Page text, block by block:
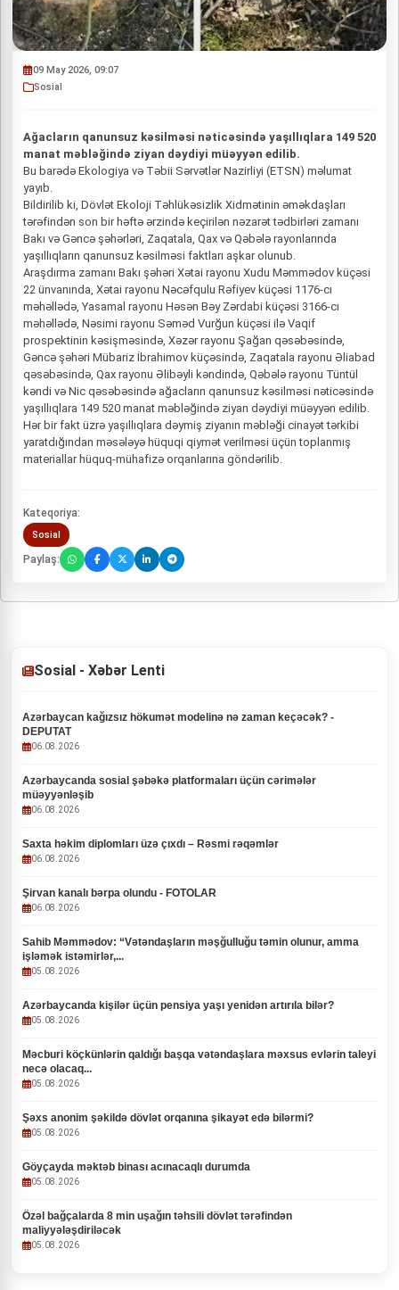
09 May 2026, 09:07
Sosial
Ağacların qanunsuz kəsilməsi nəticəsində yaşıllıqlara 149 520
manat məbləğində ziyan dəydiyi müəyyən edilib.
Bu barədə Ekologiya və Təbii Sərvətlər Nazirliyi (ETSN) məlumat
yayıb.
Bildirilib ki, Dövlət Ekoloji Təhlükəsizlik Xidmətinin əməkdaşları
tərəfindən son bir həftə ərzində keçirilən nəzarət tədbirləri zamanı
Bakı və Gəncə şəhərləri, Zaqatala, Qax və Qəbələ rayonlarında
yaşıllıqların qanunsuz kəsilməsi faktları aşkar olunub.
Araşdırma zamanı Bakı şəhəri Xətai rayonu Xudu Məmmədov küçəsi
22 ünvanında, Xətai rayonu Nəcəfqulu Rəfiyev küçəsi 1176-cı
məhəllədə, Yasamal rayonu Həsən Bəy Zərdabi küçəsi 3166-cı
məhəllədə, Nəsimi rayonu Səməd Vurğun küçəsi ilə Vaqif
prospektinin kəsişməsində, Xəzər rayonu Şağan qəsəbəsində,
Gəncə şəhəri Mübariz İbrahimov küçəsində, Zaqatala rayonu Əliabad
qəsəbəsində, Qax rayonu Əlibəyli kəndində, Qəbələ rayonu Tüntül
kəndi və Nic qəsəbəsində ağacların qanunsuz kəsilməsi nəticəsində
yaşıllıqlara 149 520 manat məbləğində ziyan dəydiyi müəyyən edilib.
Hər bir fakt üzrə yaşıllıqlara dəymiş ziyanın məbləği cinayət tərkibi
yaratdığından məsələyə hüquqi qiymət verilməsi üçün toplanmış
materiallar hüquq-mühafizə orqanlarına göndərilib.
Kateqoriya:
Sosial
Paylaş:
Sosial - Xəbər Lenti
Azərbaycan kağızsız hökumət modelinə nə zaman keçəcək? -
DEPUTAT
06.08.2026
Azərbaycanda sosial şəbəkə platformaları üçün cərimələr
müəyyənləşib
06.08.2026
Saxta həkim diplomları üzə çıxdı – Rəsmi rəqəmlər
06.08.2026
Şirvan kanalı bərpa olundu - FOTOLAR
06.08.2026
Sahib Məmmədov: “Vətəndaşların məşğulluğu təmin olunur, amma
işləmək istəmirlər,...
05.08.2026
Azərbaycanda kişilər üçün pensiya yaşı yenidən artırıla bilər?
05.08.2026
Məcburi köçkünlərin qaldığı başqa vətəndaşlara məxsus evlərin taleyi
necə olacaq...
05.08.2026
Şəxs anonim şəkildə dövlət orqanına şikayət edə bilərmi?
05.08.2026
Göyçayda məktəb binası acınacaqlı durumda
05.08.2026
Özəl bağçalarda 8 min uşağın təhsili dövlət tərəfindən
maliyyələşdiriləcək
05.08.2026